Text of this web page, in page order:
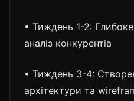
• Тиждень 1-2:
аналіз конкурентів
• Тиждень 3-4:
архітектури та